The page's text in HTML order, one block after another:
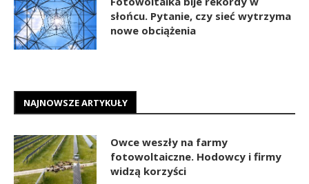
słońcu. Pytanie, czy sieć wytrzyma
nowe obciążenia
NAJNOWSZE ARTYKUŁY
Owce weszły na farmy
fotowoltaiczne. Hodowcy i firmy
widzą korzyści